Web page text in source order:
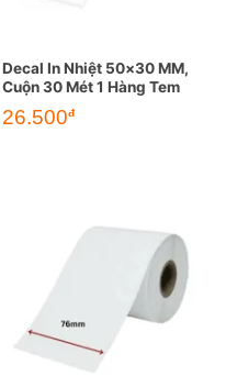
Decal In Nhiệt 50×30 MM,
Cuộn 30 Mét 1 Hàng Tem
26.500đ